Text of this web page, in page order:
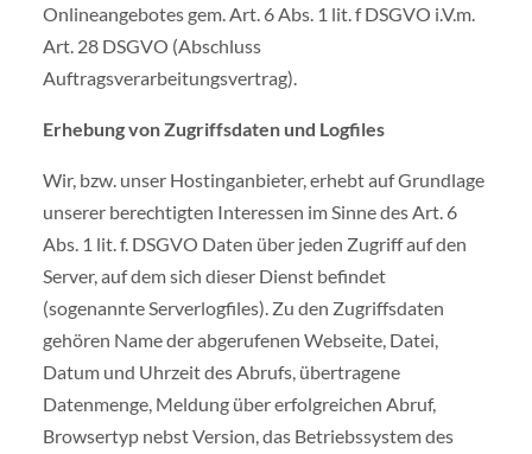
Onlineangebotes gem. Art. 6 Abs. 1 lit. f DSGVO i.V.m.
Art. 28 DSGVO (Abschluss
Auftragsverarbeitungsvertrag).
Erhebung von Zugriffsdaten und Logfiles
Wir, bzw. unser Hostinganbieter, erhebt auf Grundlage
unserer berechtigten Interessen im Sinne des Art. 6
Abs. 1 lit. f. DSGVO Daten über jeden Zugriff auf den
Server, auf dem sich dieser Dienst befindet
(sogenannte Serverlogfiles). Zu den Zugriffsdaten
gehören Name der abgerufenen Webseite, Datei,
Datum und Uhrzeit des Abrufs, übertragene
Datenmenge, Meldung über erfolgreichen Abruf,
Browsertyp nebst Version, das Betriebssystem des